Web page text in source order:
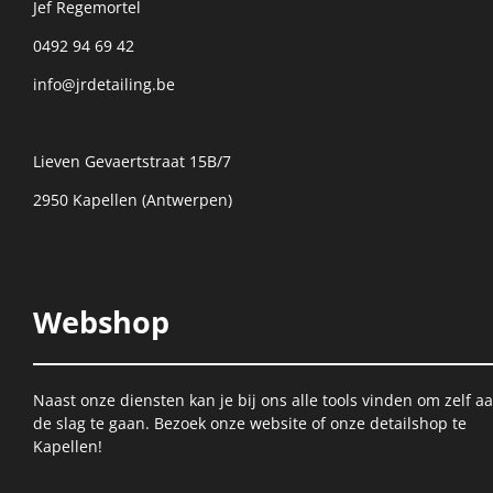
Jef Regemortel
0492 94 69 42
info@jrdetailing.be
Lieven Gevaertstraat 15B/7
2950 Kapellen (Antwerpen)
Webshop
Naast onze diensten kan je bij ons alle tools vinden om zelf
de slag te gaan. Bezoek onze website of onze detailshop te
Kapellen!